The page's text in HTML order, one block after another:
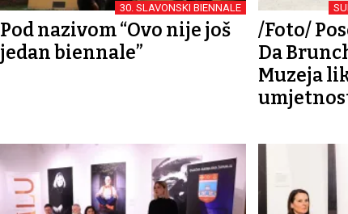
30. SLAVONSKI BIENNALE
Pod nazivom “Ovo nije još
jedan biennale”
/Foto/
Da
Muzeja